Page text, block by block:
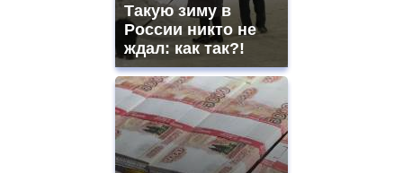
Такую зиму в
России никто не
ждал: как так?!